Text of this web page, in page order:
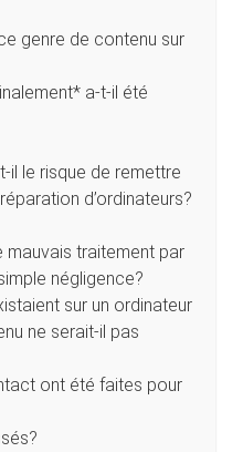
genre de contenu sur
a-t-il été
il le risque de remettre
d’ordinateurs?
mauvais traitement par
négligence?
sur un ordinateur
ne serait-il pas
ont été faites pour